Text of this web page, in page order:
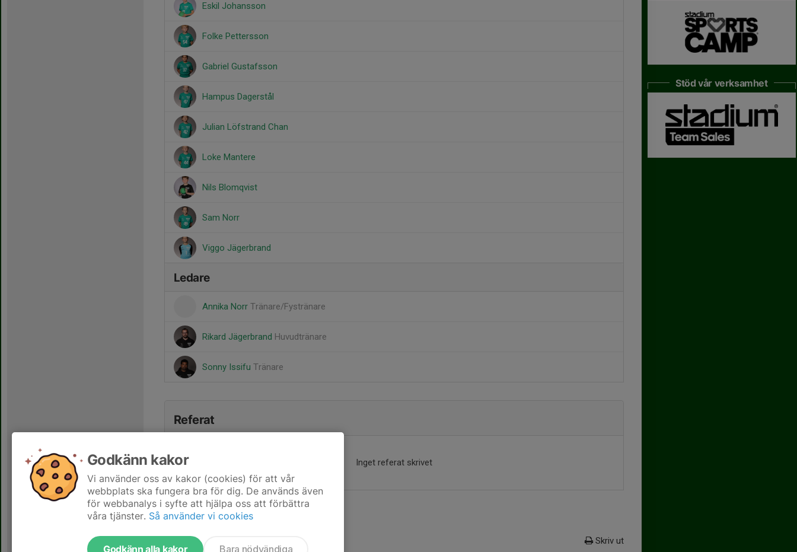
Eskil Johansson
Folke Pettersson
Gabriel Gustafsson
Hampus Dagerstål
Julian Löfstrand Chan
Loke Mantere
Nils Blomqvist
Sam Norr
Viggo Jägerbrand
Ledare
Annika Norr Tränare/Fystränare
Rikard Jägerbrand Huvudtränare
Sonny Issifu Tränare
Referat
Inget referat skrivet
Skriv ut
Stöd vår verksamhet
Godkänn kakor
Vi använder oss av kakor (cookies) för att vår
webbplats ska fungera bra för dig. De används även
för webbanalys i syfte att hjälpa oss att förbättra
våra tjänster. Så använder vi cookies
Godkänn alla kakor Bara nödvändiga